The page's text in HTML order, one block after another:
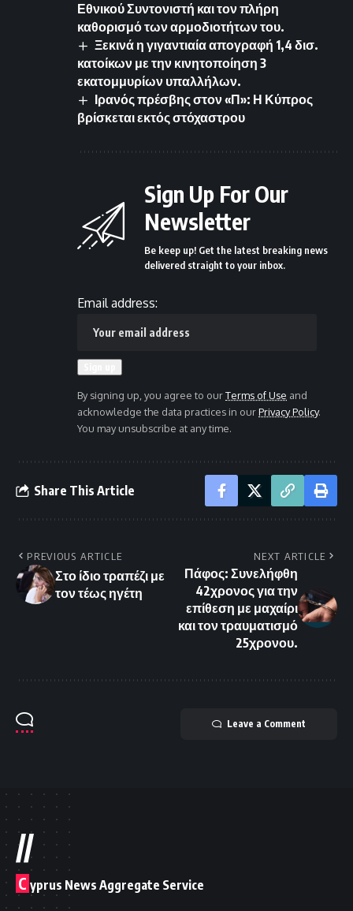
Εθνικού Συντονιστή και τον πλήρη
καθορισμό των αρμοδιοτήτων του.
Ξεκινά η γιγαντιαία απογραφή 1,4 δισ.
κατοίκων με την κινητοποίηση 3
εκατομμυρίων υπαλλήλων.
Ιρανός πρέσβης στον «Π»: Η Κύπρος
βρίσκεται εκτός στόχαστρου
Sign Up For Our
Newsletter
Be keep up! Get the latest breaking news
delivered straight to your inbox.
Email address:
By signing up, you agree to ourTerms of Use and
acknowledge the data practices in ourPrivacy Policy.
You may unsubscribe at any time.
Share This Article
PREVIOUS ARTICLE
Στο ίδιο τραπέζι με
τον τέως ηγέτη
NEXT ARTICLE
Πάφος: Συνελήφθη
42χρονος για την
επίθεση με μαχαίρι
και τον τραυματισμό
25χρονου.
Leave a Comment
//
C yprus News Aggregate Service